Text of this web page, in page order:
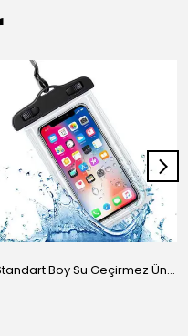
Standart Boy Su Geçirmez Üniversal Kılıf